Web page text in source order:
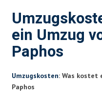
ein Umzug
Paphos
Umzugskosten: Was kostet
Paphos